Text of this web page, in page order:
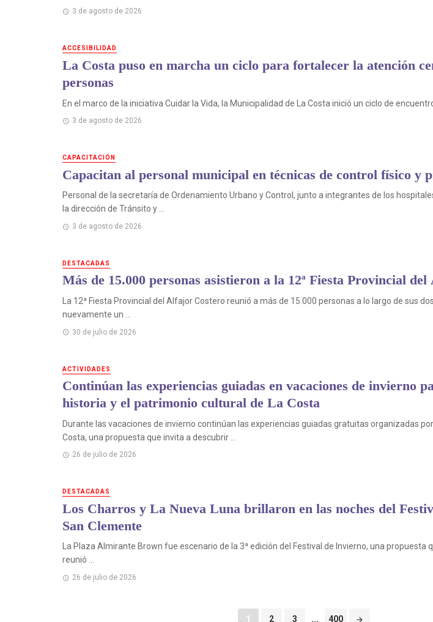
3 de agosto de 2026
ACCESIBILIDAD
La Costa puso en marcha un ciclo para fortalecer la atención
personas
En el marco de la iniciativa Cuidar la Vida, la Municipalidad de La Costa inició un ciclo de
3 de agosto de 2026
CAPACITACIÓN
Capacitan al personal municipal en técnicas de control físico y
Personal de la secretaría de Ordenamiento Urbano y Control, junto a integrantes de los
la dirección de Tránsito y ...
3 de agosto de 2026
DESTACADAS
Más de 15.000 personas asistieron a la 12ª Fiesta Provincial
La 12ª Fiesta Provincial del Alfajor Costero reunió a más de 15.000 personas a lo largo de sus
nuevamente un ...
30 de julio de 2026
ACTIVIDADES
Continúan las experiencias guiadas en vacaciones de invierno
historia y el patrimonio cultural de La Costa
Durante las vacaciones de invierno continúan las experiencias guiadas gratuitas organizadas
Costa, una propuesta que invita a descubrir ...
26 de julio de 2026
DESTACADAS
Los Charros y La Nueva Luna brillaron en las noches del
San Clemente
La Plaza Almirante Brown fue escenario de la 3ª edición del Festival de Invierno, una propuesta
reunió ...
26 de julio de 2026
1 2 3 ... 400